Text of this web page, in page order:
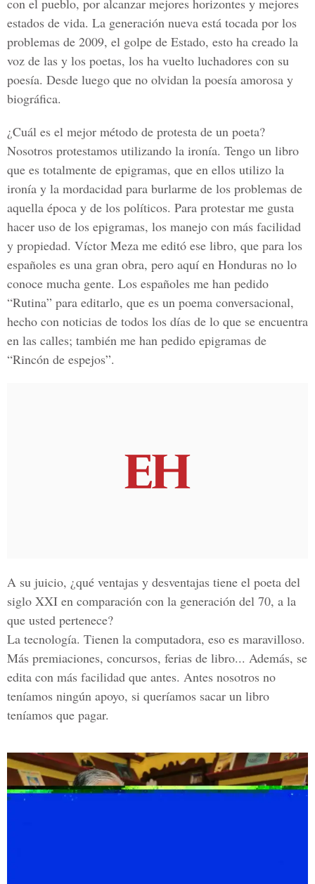
con el pueblo, por alcanzar mejores horizontes y mejores
estados de vida. La generación nueva está tocada por los
problemas de 2009, el golpe de Estado, esto ha creado la
voz de las y los poetas, los ha vuelto luchadores con su
poesía. Desde luego que no olvidan la poesía amorosa y
biográfica.
¿Cuál es el mejor método de protesta de un poeta?
Nosotros protestamos utilizando la ironía. Tengo un libro
que es totalmente de epigramas, que en ellos utilizo la
ironía y la mordacidad para burlarme de los problemas de
aquella época y de los políticos. Para protestar me gusta
hacer uso de los epigramas, los manejo con más facilidad
y propiedad. Víctor Meza me editó ese libro, que para los
españoles es una gran obra, pero aquí en Honduras no lo
conoce mucha gente. Los españoles me han pedido
“Rutina” para editarlo, que es un poema conversacional,
hecho con noticias de todos los días de lo que se encuentra
en las calles; también me han pedido epigramas de
“Rincón de espejos”.
A su juicio, ¿qué ventajas y desventajas tiene el poeta del
siglo XXI en comparación con la generación del 70, a la
que usted pertenece?
La tecnología. Tienen la computadora, eso es maravilloso.
Más premiaciones, concursos, ferias de libro... Además, se
edita con más facilidad que antes. Antes nosotros no
teníamos ningún apoyo, si queríamos sacar un libro
teníamos que pagar.